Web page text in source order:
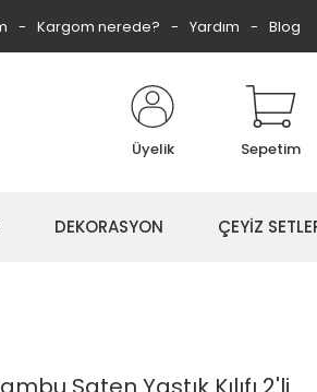
Kargom nerede? Yardım Blog
Üyelik Sepetim
DEKORASYON ÇEYİZ